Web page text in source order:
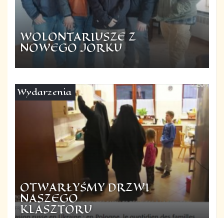
WOLONTARIUSZE Z
NOWEGO JORKU
OTWARŁYŚMY DRZWI
NASZEGO
KLASZTORU
Wydarzenia